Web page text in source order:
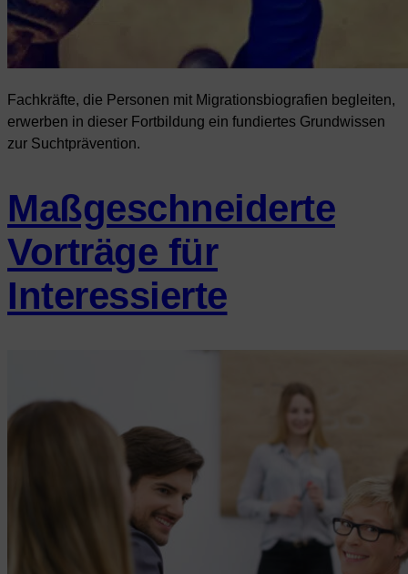
Fachkräfte, die Personen mit Migrationsbiografien begleiten,
erwerben in dieser Fortbildung ein fundiertes Grundwissen
zur Suchtprävention.
Maßgeschneiderte
Vorträge für
Interessierte